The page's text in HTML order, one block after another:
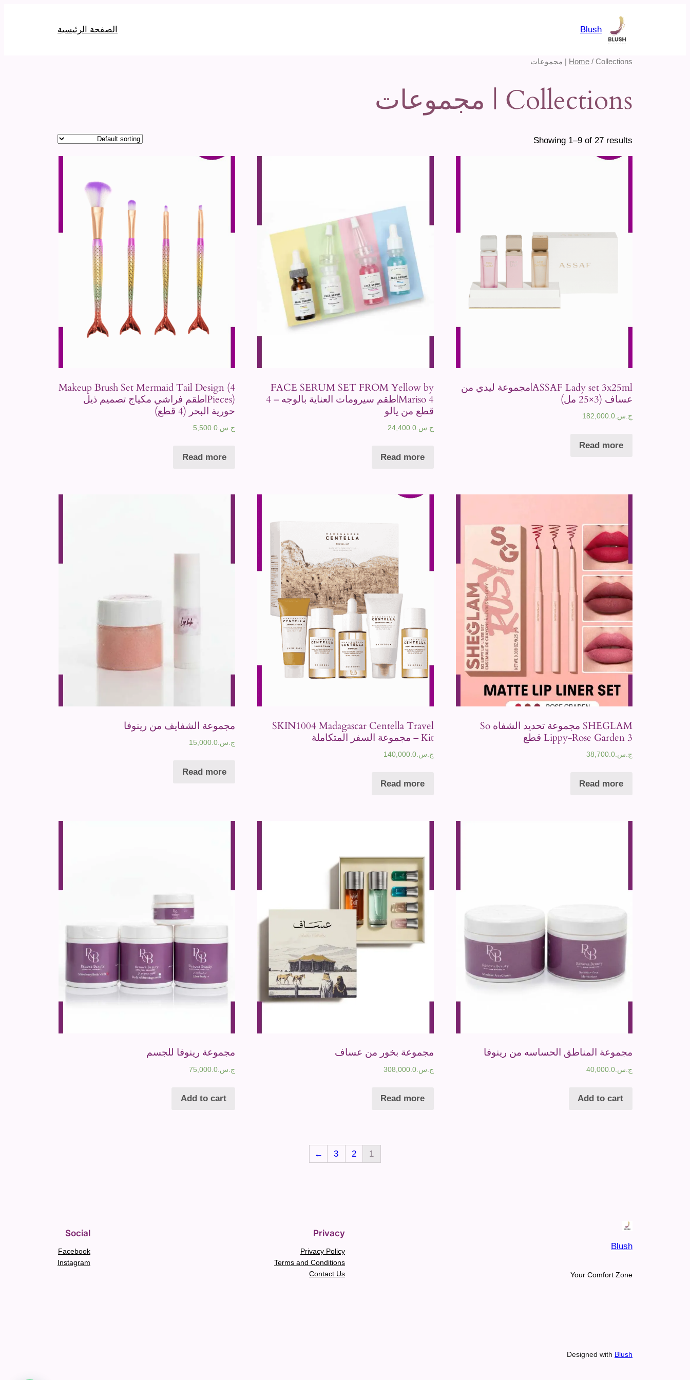
Blush الصفحة الرئيسية
Home / Collections | مجموعات
Collections | مجموعات
Showing 1–9 of 27 results
ASSAF Lady set 3x25ml|مجموعة ليدي من
عساف (3×25 مل)
ج.س. 182,000.0
Read more
FACE SERUM SET FROM Yellow by
Mariso 4|طقم سيرومات العناية بالوجه – 4
قطع من يالو
ج.س. 24,400.0
Read more
Makeup Brush Set Mermaid Tail Design (4
Pieces)|طقم فراشي مكياج تصميم ذيل
حورية البحر (4 قطع)
ج.س. 5,500.0
Read more
SHEGLAM مجموعة تحديد الشفاه So
Lippy-Rose Garden 3 قطع
ج.س.38,700.0
Read more
SKIN1004 Madagascar Centella Travel
Kit – مجموعة السفر المتكاملة
ج.س.140,000.0
Read more
مجموعة الشفايف من رينوفا
ج.س.15,000.0
Read more
مجموعة المناطق الحساسه من رينوفا
ج.س. 40,000.0
Add to cart
مجموعة بخور من عساف
ج.س. 308,000.0
Read more
مجموعة رينوفا للجسم
ج.س. 75,000.0
Add to cart
1
2
3
←
Blush
Your Comfort Zone
Privacy
Privacy Policy
Terms and Conditions
Contact Us
Social
Facebook
Instagram
Designed with Blush